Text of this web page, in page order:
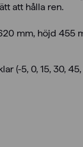
att hålla ren.
mm, höjd 455
(-5, 0, 15, 30,